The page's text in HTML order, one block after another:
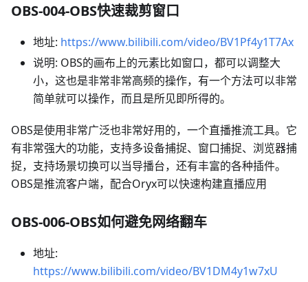
OBS-004-OBS快速裁剪窗口
地址: https://www.bilibili.com/video/BV1Pf4y1T7Ax
说明: OBS的画布上的元素比如窗口，都可以调整大
小，这也是非常非常高频的操作，有一个方法可以非常
简单就可以操作，而且是所见即所得的。
OBS是使用非常广泛也非常好用的，一个直播推流工具。它
有非常强大的功能，支持多设备捕捉、窗口捕捉、浏览器捕
捉，支持场景切换可以当导播台，还有丰富的各种插件。
OBS是推流客户端，配合Oryx可以快速构建直播应用
OBS-006-OBS如何避免网络翻车
地址:
https://www.bilibili.com/video/BV1DM4y1w7xU